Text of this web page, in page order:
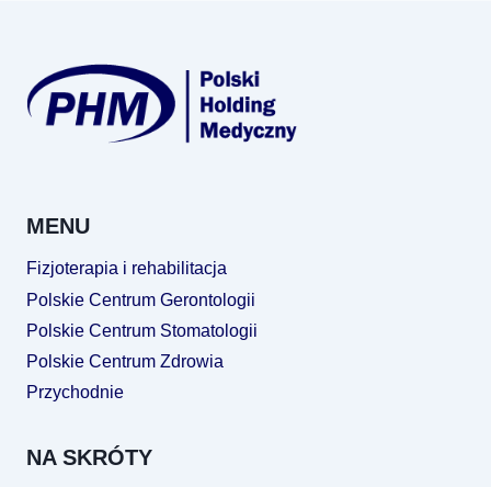
MENU
Fizjoterapia i rehabilitacja
Polskie Centrum Gerontologii
Polskie Centrum Stomatologii
Polskie Centrum Zdrowia
Przychodnie
NA SKRÓTY